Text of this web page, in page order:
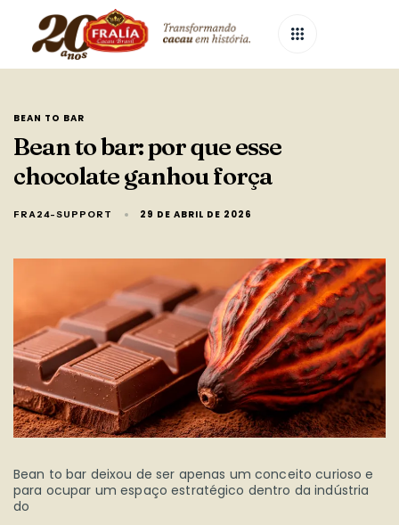
BEAN TO BAR
Bean to bar: por que esse
chocolate ganhou força
FRA24-SUPPORT 29 DE ABRIL DE 2026
Bean to bar deixou de ser apenas um conceito curioso e
para ocupar um espaço estratégico dentro da indústria
do